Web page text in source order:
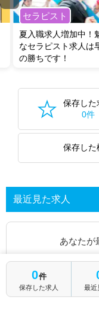
セラピスト
夏入職求人増加中！
なセラピスト求人は
の勝ちです！
保存した
0件
保存した
最近見た求人
あなたが
0件
保存した求人 最近